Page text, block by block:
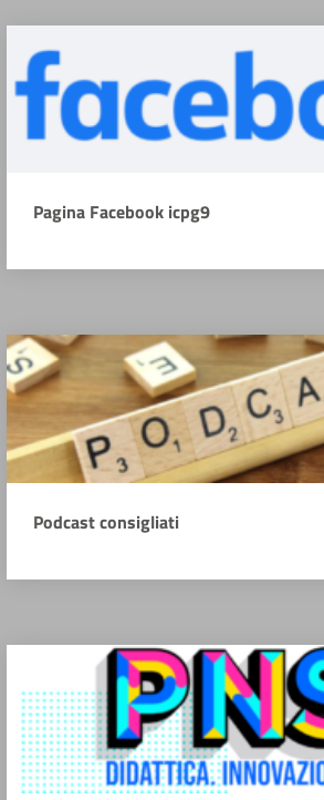
Pagina Facebook icpg9
Podcast consigliati